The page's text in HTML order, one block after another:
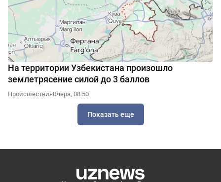
На территории Узбекистана произошло
землетрясение силой до 3 баллов
ПроисшествияВчера, 08:50
Показать еще